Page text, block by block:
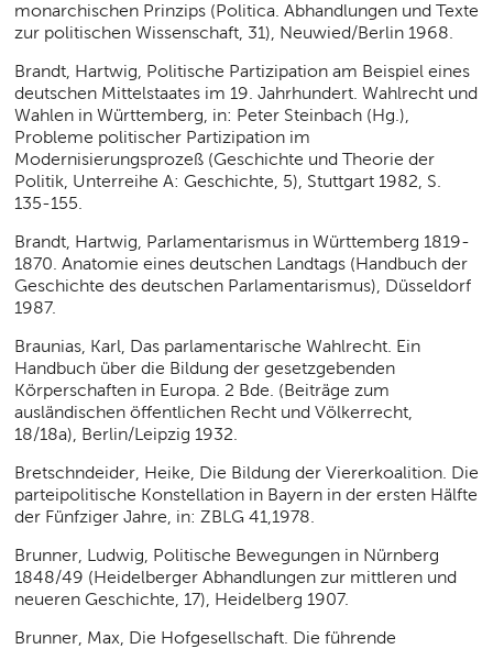
monarchischen Prinzips (Politica. Abhandlungen und Texte
zur politischen Wissenschaft, 31), Neuwied/Berlin 1968.
Brandt, Hartwig, Politische Partizipation am Beispiel eines
deutschen Mittelstaates im 19. Jahrhundert. Wahlrecht und
Wahlen in Württemberg, in: Peter Steinbach (Hg.),
Probleme politischer Partizipation im
Modernisierungsprozeß (Geschichte und Theorie der
Politik, Unterreihe A: Geschichte, 5), Stuttgart 1982, S.
135-155.
Brandt, Hartwig, Parlamentarismus in Württemberg 1819-
1870. Anatomie eines deutschen Landtags (Handbuch der
Geschichte des deutschen Parlamentarismus), Düsseldorf
1987.
Braunias, Karl, Das parlamentarische Wahlrecht. Ein
Handbuch über die Bildung der gesetzgebenden
Körperschaften in Europa. 2 Bde. (Beiträge zum
ausländischen öffentlichen Recht und Völkerrecht,
18/18a), Berlin/Leipzig 1932.
Bretschndeider, Heike, Die Bildung der Viererkoalition. Die
parteipolitische Konstellation in Bayern in der ersten Hälfte
der Fünfziger Jahre, in: ZBLG 41,1978.
Brunner, Ludwig, Politische Bewegungen in Nürnberg
1848/49 (Heidelberger Abhandlungen zur mittleren und
neueren Geschichte, 17), Heidelberg 1907.
Brunner, Max, Die Hofgesellschaft. Die führende